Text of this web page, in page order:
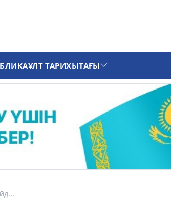
ҰЛТ ТАРИХЫТАҒЫ